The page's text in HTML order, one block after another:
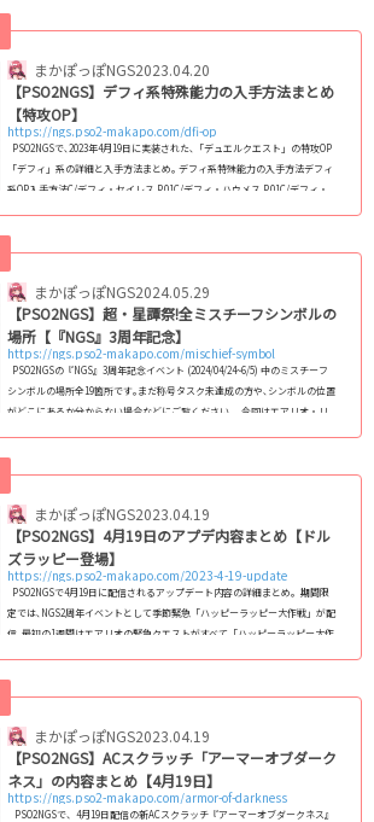
常的に設置されています｡ デュエル：Phase.3の概要 デュエルクエスト デ
ュエル：Phase.3リージョンマグ乗らない制限時間10:00受注条件戦闘力3649
以上 ... まかぽっぽNGS2023.04.20
【PSO2NGS】デフィ系特殊能力の入手方法まとめ
【特攻OP】
https://ngs.pso2-makapo.com/dfi-op
PSO2NGSで､2023年4月19日に実装された､「デュエルクエスト」の特攻OP
「デフィ」系の詳細と入手方法まとめ｡ デフィ系特殊能力の入手方法デフィ
系OP入手方法C/デフィ・セイレス P.01C/デフィ・ハウメス P.01C/デフィ・
無法のエネミー討伐'23でドロップ4/19 ～ 6/7 シェミーのシーズナルポイン
ト交換 10個まで5/10 ～ 6/7 シェミーのシーズナルポイント交換 30個...
まかぽっぽNGS2024.05.29
【PSO2NGS】超・星譚祭!全ミスチーフシンボルの
場所【『NGS』3周年記念】
https://ngs.pso2-makapo.com/mischief-symbol
PSO2NGSの『NGS』3周年記念イベント (2024/04/24~6/5) 中のミスチーフ
シンボルの場所全19箇所です｡まだ称号タスク未達成の方や､シンボルの位置
がどこにあるか分からない場合などにご覧ください｡ 今回はエアリオ・リ
層・レイヨルド峡江含む） 6月5日の定期メンテナンスまでに合計4個アクセ
スすることで【『NGS』3周年記念】シンボルマニア達成となり､称号名「一
緒」...
まかぽっぽNGS2023.04.19
【PSO2NGS】4月19日のアプデ内容まとめ【ドル
ズラッピー登場】
https://ngs.pso2-makapo.com/2023-4-19-update
PSO2NGSで4月19日に配信されるアップデート内容の詳細まとめ｡ 期間限
定では､NGS2周年イベントとして季節緊急「ハッピーラッピー大作戦」が配
信｡最初の1週間はエアリオの緊急クエストがすべて「ハッピーラッピー大作
エルクエストや全武器の潜在Lv.6が解放されます｡ 4月19日のアプデ内容全武
器の潜在能力 Lv.6が解放 全武器の潜在能力 Lv.6が...
まかぽっぽNGS2023.04.19
【PSO2NGS】ACスクラッチ「アーマーオブダーク
ネス」の内容まとめ【4月19日】
https://ngs.pso2-makapo.com/armor-of-darkness
PSO2NGSで、4月19日配信の新ACスクラッチ『アーマーオブダークネス』